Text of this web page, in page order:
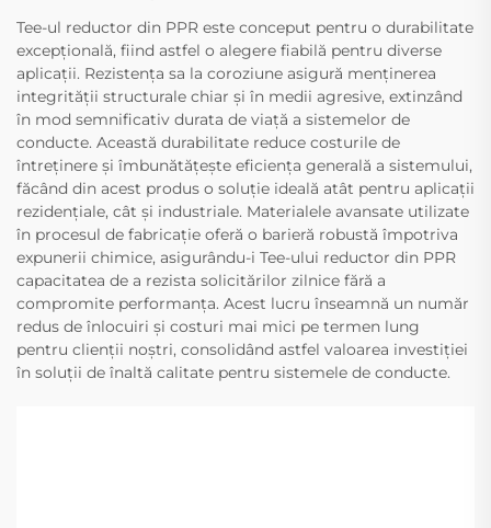
Tee-ul reductor din PPR este conceput pentru o durabilitate
excepțională, fiind astfel o alegere fiabilă pentru diverse
aplicații. Rezistența sa la coroziune asigură menținerea
integrității structurale chiar și în medii agresive, extinzând
în mod semnificativ durata de viață a sistemelor de
conducte. Această durabilitate reduce costurile de
întreținere și îmbunătățește eficiența generală a sistemului,
făcând din acest produs o soluție ideală atât pentru aplicații
rezidențiale, cât și industriale. Materialele avansate utilizate
în procesul de fabricație oferă o barieră robustă împotriva
expunerii chimice, asigurându-i Tee-ului reductor din PPR
capacitatea de a rezista solicitărilor zilnice fără a
compromite performanța. Acest lucru înseamnă un număr
redus de înlocuiri și costuri mai mici pe termen lung
pentru clienții noștri, consolidând astfel valoarea investiției
în soluții de înaltă calitate pentru sistemele de conducte.